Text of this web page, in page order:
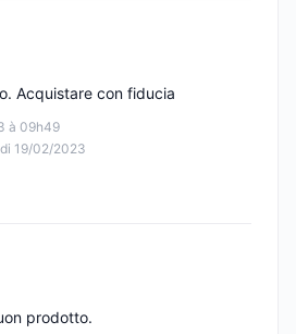
à 09h49
19/02/2023
Acquistare con fiducia
prodotto.